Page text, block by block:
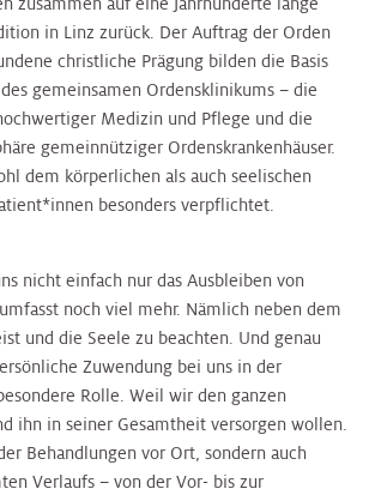
in Linz zurück. Der Auftrag der Orden
christliche Prägung bilden die Basis
gemeinsamen Ordensklinikums – die
Medizin und Pflege und die
gemeinnütziger Ordenskrankenhäuser.
dem körperlichen als auch seelischen
besonders verpflichtet.
nicht einfach nur das Ausbleiben von
noch viel mehr. Nämlich neben dem
und die Seele zu beachten. Und genau
Zuwendung bei uns in der
Rolle. Weil wir den ganzen
ihn in seiner Gesamtheit versorgen wollen.
Behandlungen vor Ort, sondern auch
Verlaufs – von der Vor- bis zur